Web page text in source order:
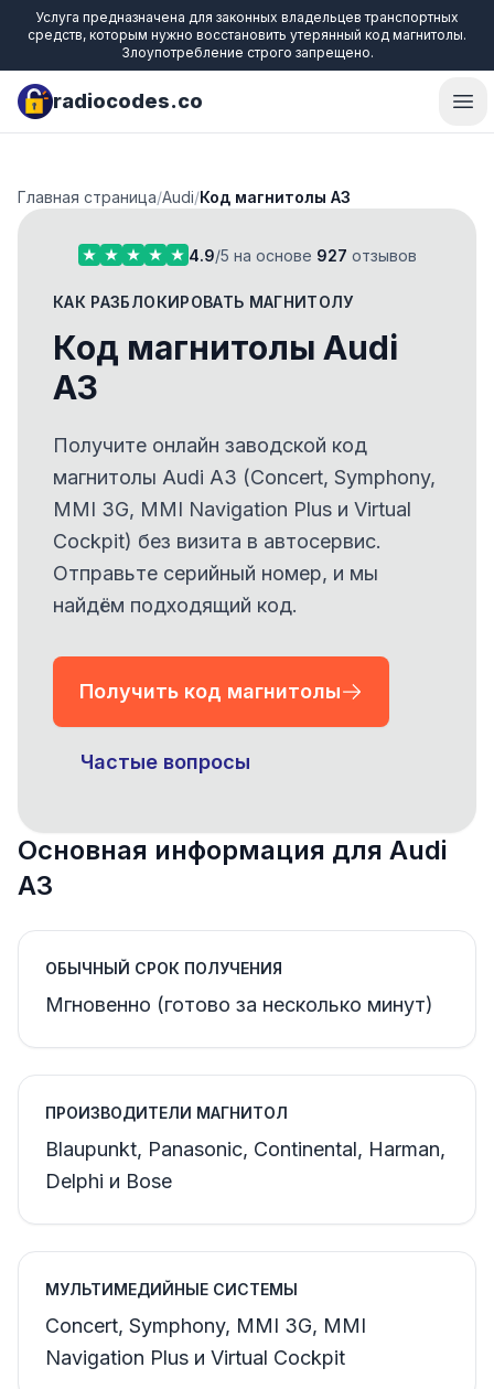
Услуга предназначена для законных владельцев транспортных
средств, которым нужно восстановить утерянный код магнитолы.
Злоупотребление строго запрещено.
radiocodes.co
Главная страница/Audi/Код магнитолы A3
4.9/5 на основе 927 отзывов
КАК РАЗБЛОКИРОВАТЬ МАГНИТОЛУ
Код магнитолы Audi
A3
Получите онлайн заводской код
магнитолы Audi A3 (Concert, Symphony,
MMI 3G, MMI Navigation Plus и Virtual
Cockpit) без визита в автосервис.
Отправьте серийный номер, и мы
найдём подходящий код.
Получить код магнитолы
Частые вопросы
Основная информация для Audi
A3
ОБЫЧНЫЙ СРОК ПОЛУЧЕНИЯ
Мгновенно (готово за несколько минут)
ПРОИЗВОДИТЕЛИ МАГНИТОЛ
Blaupunkt, Panasonic, Continental, Harman,
Delphi и Bose
МУЛЬТИМЕДИЙНЫЕ СИСТЕМЫ
Concert, Symphony, MMI 3G, MMI
Navigation Plus и Virtual Cockpit